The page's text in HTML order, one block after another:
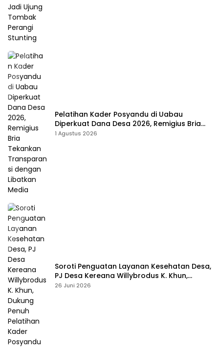
Pelatihan Kader Posyandu di Uabau
Diperkuat Dana Desa 2026, Remigius Bria
Tekankan Transparansi dengan Libatkan
1 Agustus 2026
Soroti Penguatan Layanan Kesehatan Desa,
PJ Desa Kereana Willybrodus K. Khun,
Dukung Penuh Pelatihan Kader Posyandu
26 Juni 2026